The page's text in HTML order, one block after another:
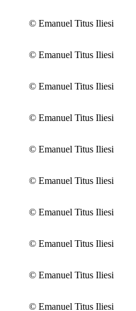
© Emanuel Titus Iliesi
© Emanuel Titus Iliesi
© Emanuel Titus Iliesi
© Emanuel Titus Iliesi
© Emanuel Titus Iliesi
© Emanuel Titus Iliesi
© Emanuel Titus Iliesi
© Emanuel Titus Iliesi
© Emanuel Titus Iliesi
© Emanuel Titus Iliesi